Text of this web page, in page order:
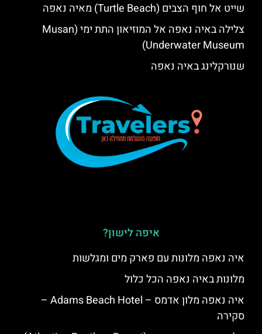
שייט אל חוף הצבים (Turtle Beach) מאיה נאפה
צלילה באיה נאפה אל המוזיאון התת ימי (Musan
Underwater Museum)
שנורקלינג באיה נאפה
איפה לישון?
איה נאפה מלונות עם פארק מים ומגלשות
מלונות באיה נאפה הכל כלול
איה נאפה מלון אדמס – Adams Beach Hotel –
סקירה